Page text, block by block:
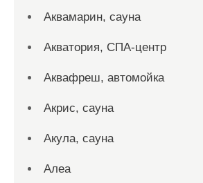
Аквамарин, сауна
Акватория, СПА-центр
Аквафреш, автомойка
Акрис, сауна
Акула, сауна
Алеа